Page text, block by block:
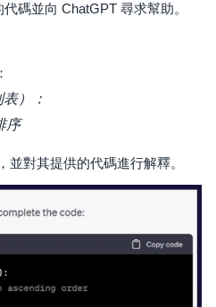
碼並向 ChatGPT 尋求幫助。
）：
序
對其提供的代碼進行解釋。